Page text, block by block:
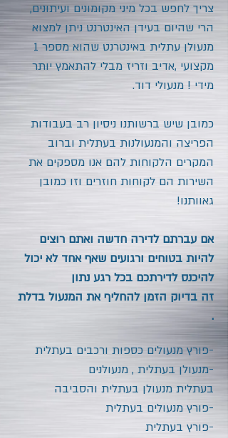
צריך לחפש בכל מיני מקומונים ועיתונים,
הרי שהיום בעידן האינטרנט ניתן למצוא
מנעולן עתלית
באינטרנט שהוא מספר 1
מקצועי ,אדיב וזריז מבלי להתאמץ יותר
מידי ! מנעולי דוד.
כמובן שיש ברשותנו ניסיון רב בעבודות
הפריצה והמנעולנות בעתלית וברוב
המקרים הלקוחות להם אנו מספקים את
השירות הם לקוחות חוזרים וזו כמובן
גאוותנו!
אם עברתם לדירה חדשה ואתם רוצים
להיות בטוחים ורגועים שאף אחד לא יכול
להיכנס לדירתכם בכל רגע נתון
זה בדיוק הזמן להחליף את המנעול בדלת
.
-פורץ מנעולים כספות ורכבים בעתלית
-מנעולן בעתלית , מנעולנים
בעתלית מנעולן בעתלית והסביבה
-פורץ מנעולים בעתלית
-פורץ בעתלית